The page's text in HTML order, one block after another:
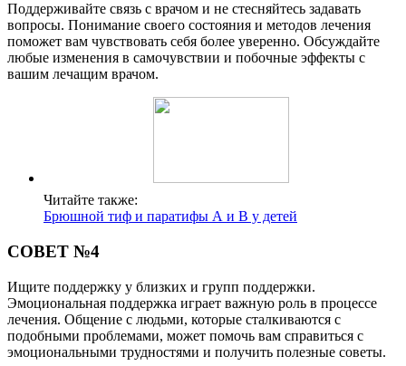
Поддерживайте связь с врачом и не стесняйтесь задавать
вопросы. Понимание своего состояния и методов лечения
поможет вам чувствовать себя более уверенно. Обсуждайте
любые изменения в самочувствии и побочные эффекты с
вашим лечащим врачом.
Читайте также:
Брюшной тиф и паратифы А и В у детей
СОВЕТ №4
Ищите поддержку у близких и групп поддержки.
Эмоциональная поддержка играет важную роль в процессе
лечения. Общение с людьми, которые сталкиваются с
подобными проблемами, может помочь вам справиться с
эмоциональными трудностями и получить полезные советы.